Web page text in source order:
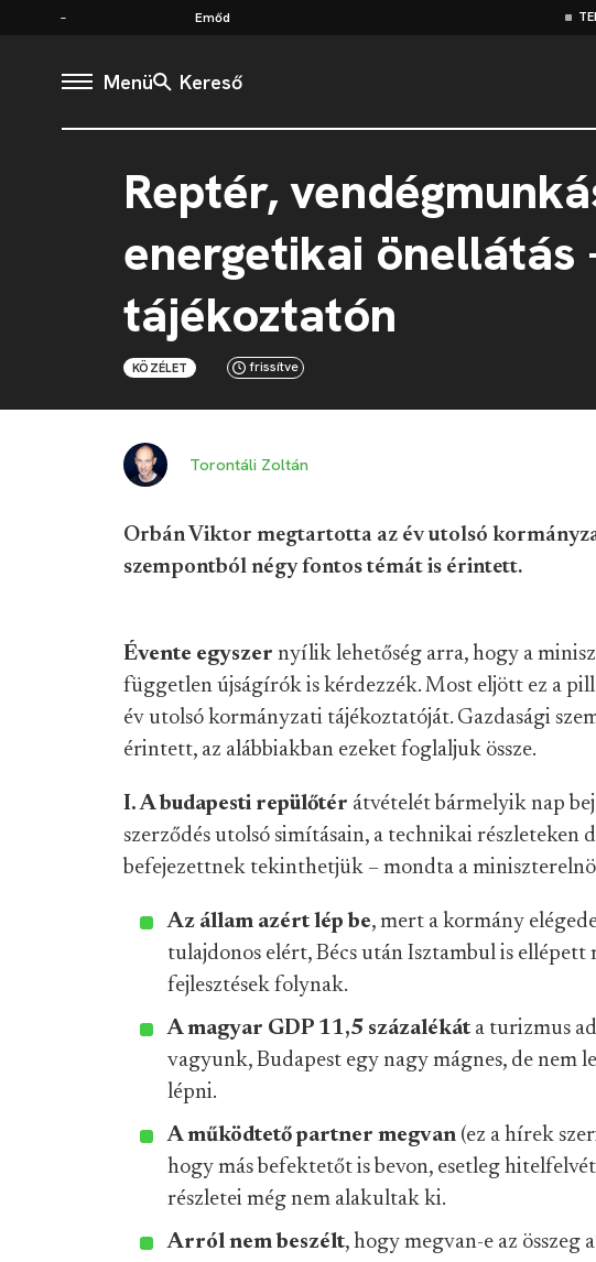
Emőd
Menü Kereső
Reptér,
energetikai önellátás
tájékoztatón
KÖZÉLET frissítve
Torontáli Zoltán
Orbán Viktor megtartotta az év utolsó
szempontból négy fontos témát is érintett.
Évente egyszer nyílik lehetőség arra, hogy a
független újságírók is kérdezzék. Most eljött ez a
év utolsó kormányzati tájékoztatóját. Gazdasági
érintett, az alábbiakban ezeket foglaljuk össze.
I. A budapesti repülőtér átvételét bármelyik nap
szerződés utolsó simításain, a technikai részleteken
befejezettnek tekinthetjük – mondta a
Az állam azért lép be, mert a kormány
tulajdonos elért, Bécs után Isztambul is ellépett
fejlesztések folynak.
A magyar GDP 11,5 százalékát a turizmus
vagyunk, Budapest egy nagy mágnes, de nem
lépni.
A működtető partner megvan (ez a hírek
hogy más befektetőt is bevon, esetleg
részletei még nem alakultak ki.
Arról nem beszélt, hogy megvan-e az